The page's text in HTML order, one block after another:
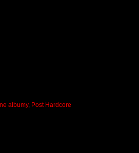
albumy, Post Hardcore